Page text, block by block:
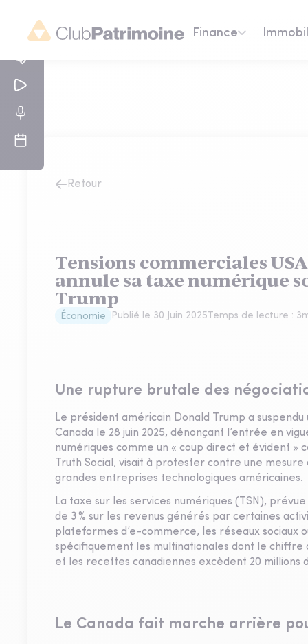
Finance
Retour
Tensions commerciales
annule sa taxe numérique
Trump
Économie Publié le 30 Juin 2025Temps de lecture : 3
Une rupture brutale des
Le président américain Donald Trump a
Canada le 28 juin 2025, dénonçant l’entrée en
numériques comme un « coup direct et évident »
Truth Social, visait à protester contre une
grandes entreprises technologiques américaines.
La taxe sur les services numériques (TSN),
de 3 % sur les revenus générés par certaines
plateformes d’e-commerce, les réseaux sociaux
spécifiquement les multinationales dont le chiffre
et les recettes canadiennes excèdent 20 millions
Le Canada fait marche arrière